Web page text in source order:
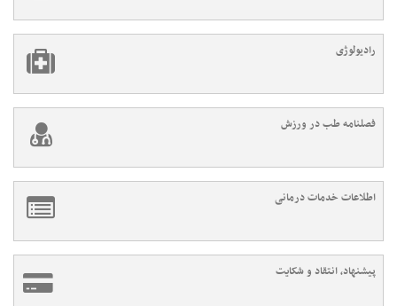
رادیولوژی
فصلنامه طب در ورزش
اطلاعات خدمات درمانی
پیشنهاد، انتقاد و شکایت